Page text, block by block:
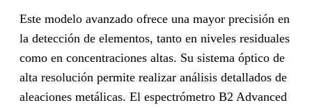
Este modelo avanzado ofrece una mayor precisión en
la detección de elementos, tanto en niveles residuales
como en concentraciones altas. Su sistema óptico de
alta resolución permite realizar análisis detallados de
aleaciones metálicas. El espectrómetro B2 Advanced